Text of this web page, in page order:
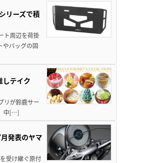
リーズで積
ト周辺を荷掛
やバッグの固
しテイク
リが鈴鹿サー
中[…]
発表のヤマ
受け継ぐ原付